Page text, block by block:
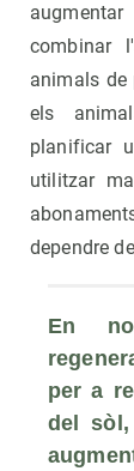
combinar
animals de
els
planificar
utilitzar
dependre
En
per a
del